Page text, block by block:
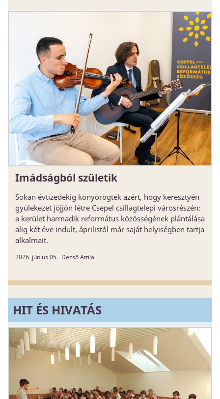
Imádságból születik
Sokan évtizedekig könyörögtek azért, hogy keresztyén
gyülekezet jöjjön létre Csepel csillagtelepi városrészén:
a kerület harmadik református közösségének plántálása
alig két éve indult, áprilistól már saját helyiségben tartja
alkalmait.
2026. június 05. Dezső Attila
HIT ÉS HIVATÁS